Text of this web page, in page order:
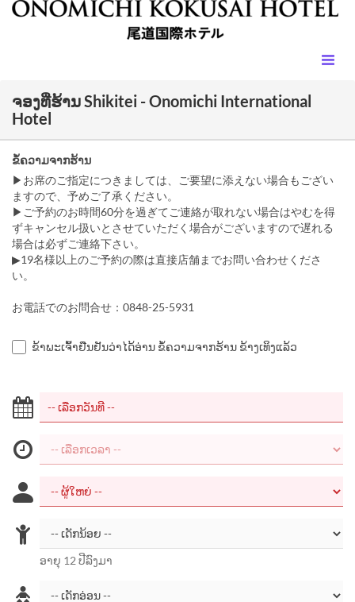
ຈອງທີ່ຮ້ານ Shikitei - Onomichi International
Hotel
ຂໍ້ຄວາມຈາກຮ້ານ
▶お席のご指定につきましては、ご要望に添えない場合もござい
ますので、予めご了承ください。
▶ご予約のお時間60分を過ぎてご連絡が取れない場合はやむを得
ずキャンセル扱いとさせていただく場合がございますので遅れる
場合は必ずご連絡下さい。
▶19名様以上のご予約の際は直接店舗までお問い合わせくださ
い。
お電話でのお問合せ：0848-25-5931
ຂ້າພະເຈົ້າຢືນຢັນວ່າໄດ້ອ່ານ ຂໍ້ຄວາມຈາກຮ້ານ ຂ້າງເທິງແລ້ວ
ອາຍຸ 12 ປີລົງມາ